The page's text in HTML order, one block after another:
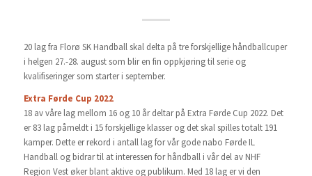
20 lag fra Florø SK Handball skal delta på tre forskjellige håndballcuper
i helgen 27.-28. august som blir en fin oppkjøring til serie og
kvalifiseringer som starter i september.
Extra Førde Cup 2022
18 av våre lag mellom 16 og 10 år deltar på Extra Førde Cup 2022. Det
er 83 lag påmeldt i 15 forskjellige klasser og det skal spilles totalt 191
kamper. Dette er rekord i antall lag for vår gode nabo Førde IL
Handball og bidrar til at interessen for håndball i vår del av NHF
Region Vest øker blant aktive og publikum. Med 18 lag er vi den